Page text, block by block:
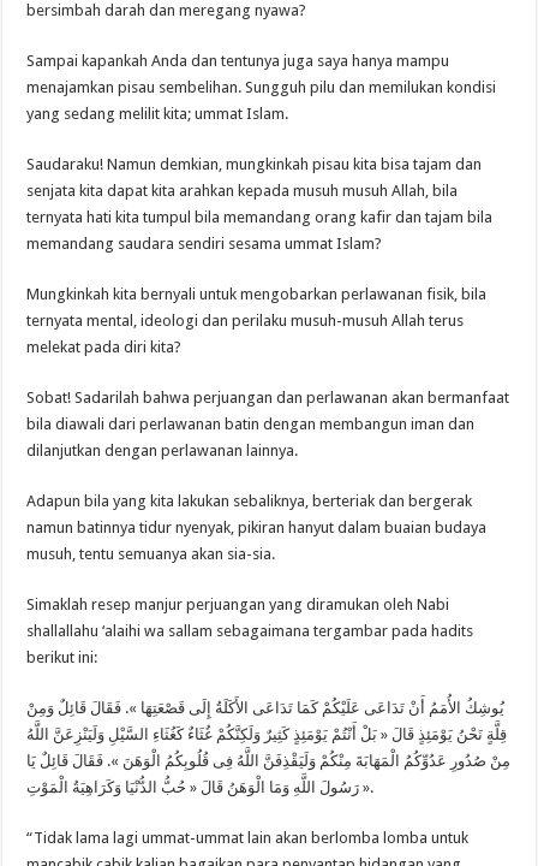
bersimbah darah dan meregang nyawa?
Sampai kapankah Anda dan tentunya juga saya hanya mampu
menajamkan pisau sembelihan. Sungguh pilu dan memilukan kondisi
yang sedang melilit kita; ummat Islam.
Saudaraku! Namun demkian, mungkinkah pisau kita bisa tajam dan
senjata kita dapat kita arahkan kepada musuh musuh Allah, bila
ternyata hati kita tumpul bila memandang orang kafir dan tajam bila
memandang saudara sendiri sesama ummat Islam?
Mungkinkah kita bernyali untuk mengobarkan perlawanan fisik, bila
ternyata mental, ideologi dan perilaku musuh-musuh Allah terus
melekat pada diri kita?
Sobat! Sadarilah bahwa perjuangan dan perlawanan akan bermanfaat
bila diawali dari perlawanan batin dengan membangun iman dan
dilanjutkan dengan perlawanan lainnya.
Adapun bila yang kita lakukan sebaliknya, berteriak dan bergerak
namun batinnya tidur nyenyak, pikiran hanyut dalam buaian budaya
musuh, tentu semuanya akan sia-sia.
Simaklah resep manjur perjuangan yang diramukan oleh Nabi
shallallahu ‘alaihi wa sallam sebagaimana tergambar pada hadits
berikut ini:
يُوشِكُ الأُمَمُ أَنْ تَدَاعَى عَلَيْكُمْ كَمَا تَدَاعَى الأَكَلَةُ إِلَى قَصْعَتِهَا ». فَقَالَ قَائِلٌ وَمِنْ
قِلَّةٍ نَحْنُ يَوْمَئِذٍ قَالَ « بَلْ أَنْتُمْ يَوْمَئِذٍ كَثِيرٌ وَلَكِنَّكُمْ غُثَاءٌ كَغُثَاءِ السَّيْلِ وَلَيَنْزِعَنَّ اللَّهُ
مِنْ صُدُورِ عَدُوِّكُمُ الْمَهَابَةَ مِنْكُمْ وَلَيَقْذِفَنَّ اللَّهُ فِى قُلُوبِكُمُ الْوَهَنَ ». فَقَالَ قَائِلٌ يَا
رَسُولَ اللَّهِ وَمَا الْوَهَنُ قَالَ « حُبُّ الدُّنْيَا وَكَرَاهِيَةُ الْمَوْتِ ».
“Tidak lama lagi ummat-ummat lain akan berlomba lomba untuk